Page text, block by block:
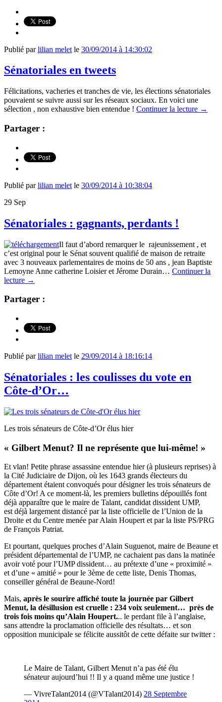
Publié parlilian melet le 30/09/2014 à 14:30:02
Sénatoriales en tweets
Félicitations, vacheries et tranches de vie, les élections sénatoriales
pouvaient se suivre aussi sur les réseaux sociaux. En voici une
sélection , non exhaustive bien entendue ! Continuer la lecture →
Partager :
Publié parlilian melet le 30/09/2014 à 10:38:04
29 Sep
Sénatoriales : gagnants, perdants !
Il faut d’abord remarquer le rajeunissement , et
c’est original pour le Sénat souvent qualifié de maison de retraite
avec 3 nouveaux parlementaires de moins de 50 ans , jean Baptiste
Lemoyne Anne catherine Loisier et Jérome Durain… Continuer la
lecture →
Partager :
Publié parlilian melet le 29/09/2014 à 18:16:14
Sénatoriales : les coulisses du vote en
Côte-d’Or…
Les trois sénateurs de Côte-d’Or élus hier
« Gilbert Menut? Il ne représente que lui-même! »
Et vlan! Petite phrase assassine entendue hier (à plusieurs reprises) à
la Cité Judiciaire de Dijon, où les 1643 grands électeurs du
département étaient convoqués pour désigner les trois sénateurs de
Côte d’Or! A ce moment-là, les premiers bulletins dépouillés font
déjà apparaître que le maire de Talant, candidat dissident UMP,
est déjà largement distancé par la liste officielle de l’Union de la
Droite et du Centre menée par Alain Houpert et par la liste PS/PRG
de François Patriat.
Et pourtant, quelques proches d’Alain Suguenot, maire de Beaune et
président départemental de l’UMP, ne cachaient pas dans la matinée
avoir voté pour l’UMP dissident… au prétexte d’une « proximité »
et d’une « amitié » pour le 3ème de cette liste, Denis Thomas,
conseiller général de Beaune-Nord!
Mais, après le sourire affiché toute la journée par Gilbert
Menut, la désillusion est cruelle : 234 voix seulement… près de
trois fois moins qu’Alain Houpert... le perdant file à l’anglaise,
sans attendre la proclamation officielle des résultats… et son
opposition municipale se félicite aussitôt de cette défaite sur twitter :
Le Maire de Talant, Gilbert Menut n’a pas été élu
sénateur aujourd’hui !! Il y a quand même une justice !
— VivreTalant2014 (@VTalant2014) 28 Septembre